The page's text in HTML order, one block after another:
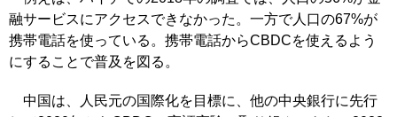
融サービスにアクセスできなかった。一方で人口の67%が
携帯電話を使っている。携帯電話からCBDCを使えるよう
にすることで普及を図る。
中国は、人民元の国際化を目標に、他の中央銀行に先行